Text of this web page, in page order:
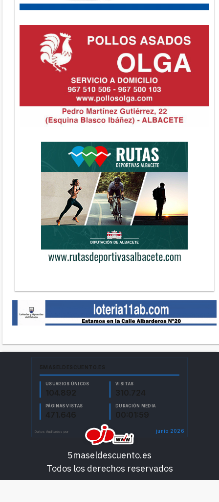
5maseldescuento.es
Todos los derechos reservados